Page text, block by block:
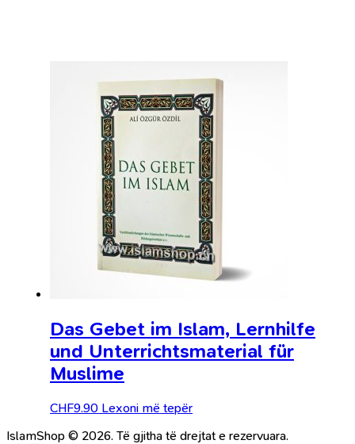
Das Gebet im Islam, Lernhilfe
und Unterrichtsmaterial für
Muslime
CHF9.90 Lexoni më tepër
IslamShop © 2026. Të gjitha të drejtat e rezervuara.